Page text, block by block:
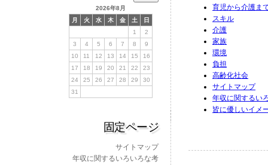
育児から介護ま
スキル
介護
家族
環境
負担
高齢化社会
サイトマップ
年収に関するい
皆に優しいイメ
2026年8月
月
火 水 木 金 土
日
1
2
3
4 5 6 7 8
9
10
11 12 13 14 15
16
17
18 19 20 21 22
23
24
25 26 27 28 29
30
31
固定ページ
サイトマップ
年収に関するいろいろな考